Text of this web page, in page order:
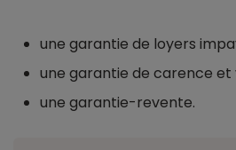
une garantie de loyers
une garantie de carence et
une garantie-revente.